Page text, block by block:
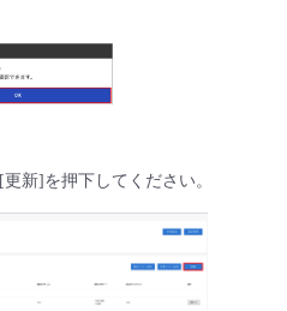
新]を押下してください。